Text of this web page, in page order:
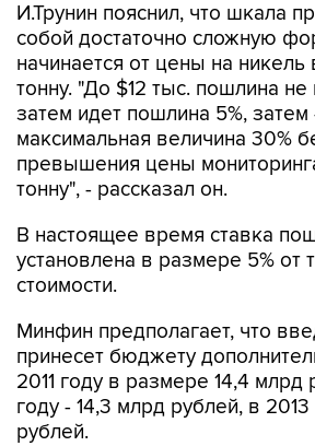
И.Трунин пояснил, что шкала
собой достаточно сложную
начинается от цены на никель
тонну. "До $12 тыс. пошлина не
затем идет пошлина 5%, затем
максимальная величина 30%
превышения цены
тонну", - рассказал он.
В настоящее время ставка
установлена в размере 5% от
стоимости.
Минфин предполагает, что
принесет бюджету
2011 году в размере 14,4 млрд
году - 14,3 млрд рублей, в
рублей.